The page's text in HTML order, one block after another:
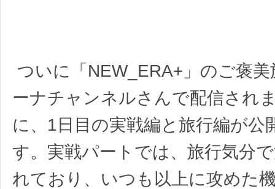
ついに「NEW_ERA+」のご褒
ーナチャンネルさんで配信され
に、1日目の実戦編と旅行編が公
す。実戦パートでは、旅行気分
れており、いつも以上に攻めた